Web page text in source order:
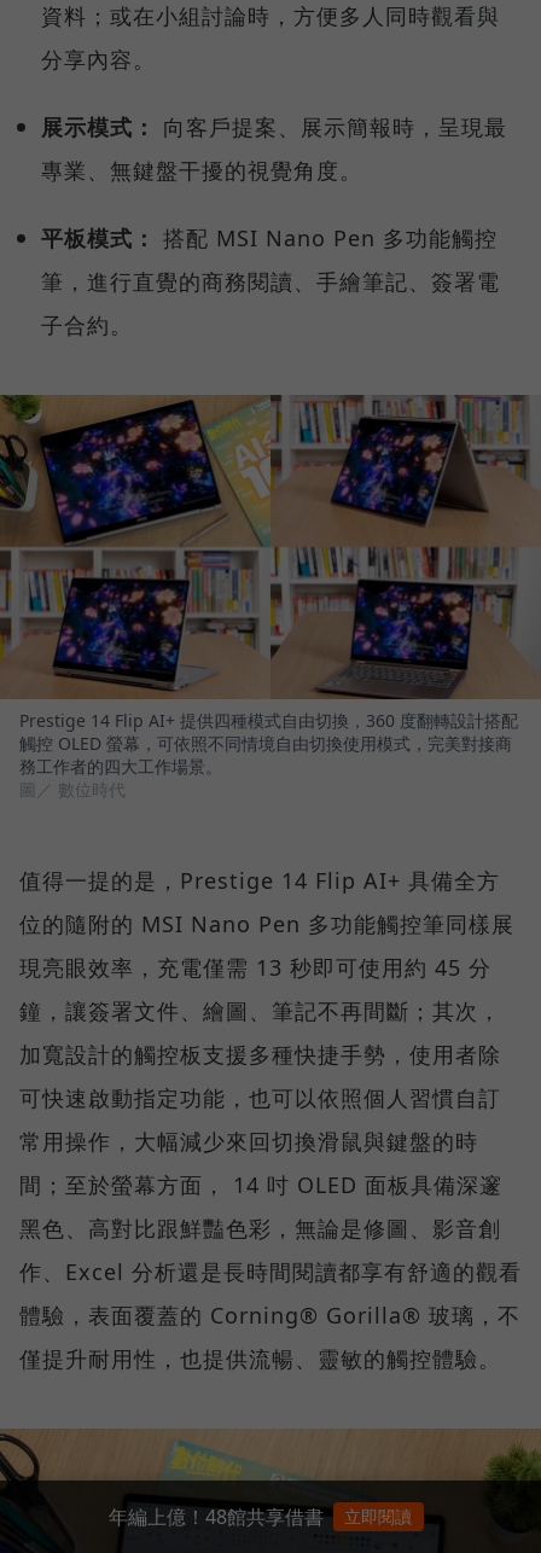
資料；或在小組討論時，方便多人同時觀看與
分享內容。
展示模式：
向客戶提案、展示簡報時，呈現最
專業、無鍵盤干擾的視覺角度。
平板模式： 搭配 MSI Nano Pen 多功能觸控
筆，進行直覺的商務閱讀、手繪筆記、簽署電
子合約。
Prestige 14 Flip AI+ 提供四種模式自由切換，360 度翻轉設計搭配
觸控 OLED 螢幕，可依照不同情境自由切換使用模式，完美對接商
務工作者的四大工作場景。
圖／ 數位時代
值得一提的是，Prestige 14 Flip AI+ 具備全方
位的隨附的 MSI Nano Pen 多功能觸控筆同樣展
現亮眼效率，充電僅需 13 秒即可使用約 45 分
鐘，讓簽署文件、繪圖、筆記不再間斷；其次，
加寬設計的觸控板支援多種快捷手勢，使用者除
可快速啟動指定功能，也可以依照個人習慣自訂
常用操作，大幅減少來回切換滑鼠與鍵盤的時
間；至於螢幕方面， 14 吋 OLED 面板具備深邃
黑色、高對比跟鮮豔色彩，無論是修圖、影音創
作、Excel 分析還是長時間閱讀都享有舒適的觀看
體驗，表面覆蓋的 Corning® Gorilla® 玻璃，不
僅提升耐用性，也提供流暢、靈敏的觸控體驗。
年編上億！48館共享借書 立即閱讀